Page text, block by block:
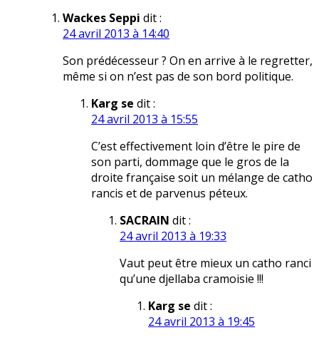
Wackes Seppi dit :
24 avril 2013 à 14:40
Son prédécesseur ? On en arrive à le regretter,
même si on n’est pas de son bord politique.
Karg se dit :
24 avril 2013 à 15:55
C’est effectivement loin d’être le pire de
son parti, dommage que le gros de la
droite française soit un mélange de catho
rancis et de parvenus péteux.
SACRAIN dit :
24 avril 2013 à 19:33
Vaut peut être mieux un catho ranci
qu’une djellaba cramoisie !!!
Karg se dit :
24 avril 2013 à 19:45